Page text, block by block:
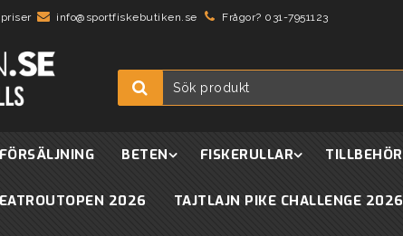
info@sportfiskebutiken.se Frågor? 031-7951123
BETEN FISKERULLAR TILLBEHÖR
2026 TAJTLAJN PIKE CHALLENGE 2026